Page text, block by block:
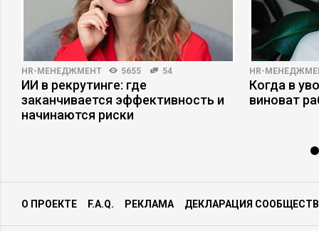
HR-МЕНЕДЖМЕНТ 5655 54
ИИ в рекрутинге: где
заканчивается эффективность и
начинаются риски
HR-
Когда в
виноват
О ПРОЕКТЕ F.A.Q. РЕКЛАМА ДЕКЛАРАЦИЯ